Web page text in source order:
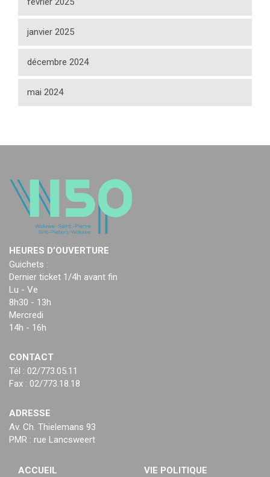
janvier 2025
décembre 2024
mai 2024
HEURES D’OUVERTURE
Guichets :
Dernier ticket 1/4h avant fin
Lu - Ve
8h30 - 13h
Mercredi
14h - 16h
CONTACT
Tél : 02/773.05.11
Fax : 02/773.18.18
ADRESSE
Av. Ch. Thielemans 93
PMR : rue Lancsweert
ACCUEIL
VIE POLITIQUE